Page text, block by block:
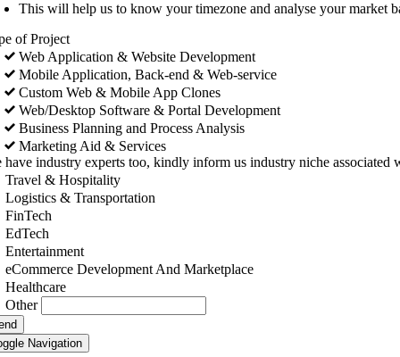
This will help us to know your timezone and analyse your market
of Project
Web Application & Website Development
Mobile Application, Back-end & Web-service
Custom Web & Mobile App Clones
Web/Desktop Software & Portal Development
Business Planning and Process Analysis
Marketing Aid & Services
have industry experts too, kindly inform us industry niche associated
Travel & Hospitality
Logistics & Transportation
FinTech
EdTech
Entertainment
eCommerce Development And Marketplace
Healthcare
Other
Navigation